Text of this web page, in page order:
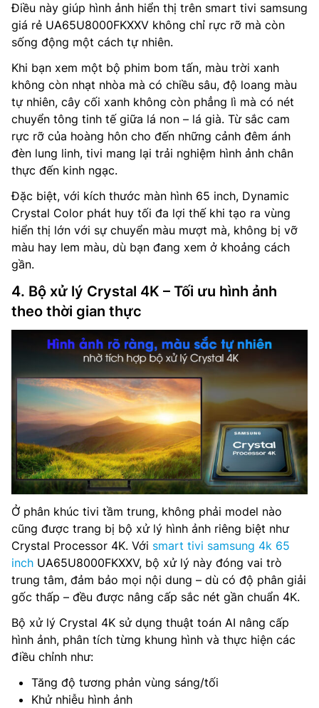
Điều này giúp hình ảnh hiển thị trên smart tivi samsung
giá rẻ UA65U8000FKXXV không chỉ rực rỡ mà còn
sống động một cách tự nhiên.
Khi bạn xem một bộ phim bom tấn, màu trời xanh
không còn nhạt nhòa mà có chiều sâu, độ loang màu
tự nhiên, cây cối xanh không còn phẳng lì mà có nét
chuyển tông tinh tế giữa lá non – lá già. Từ sắc cam
rực rỡ của hoàng hôn cho đến những cảnh đêm ánh
đèn lung linh, tivi mang lại trải nghiệm hình ảnh chân
thực đến kinh ngạc.
Đặc biệt, với kích thước màn hình 65 inch, Dynamic
Crystal Color phát huy tối đa lợi thế khi tạo ra vùng
hiển thị lớn với sự chuyển màu mượt mà, không bị vỡ
màu hay lem màu, dù bạn đang xem ở khoảng cách
gần.
4. Bộ xử lý Crystal 4K – Tối ưu hình ảnh
theo thời gian thực
Ở phân khúc tivi tầm trung, không phải model nào
cũng được trang bị bộ xử lý hình ảnh riêng biệt như
Crystal Processor 4K. Với smart tivi samsung 4k 65
inch UA65U8000FKXXV, bộ xử lý này đóng vai trò
trung tâm, đảm bảo mọi nội dung – dù có độ phân giải
gốc thấp – đều được nâng cấp sắc nét gần chuẩn 4K.
Bộ xử lý Crystal 4K sử dụng thuật toán AI nâng cấp
hình ảnh, phân tích từng khung hình và thực hiện các
điều chỉnh như:
Tăng độ tương phản vùng sáng/tối
Khử nhiễu hình ảnh